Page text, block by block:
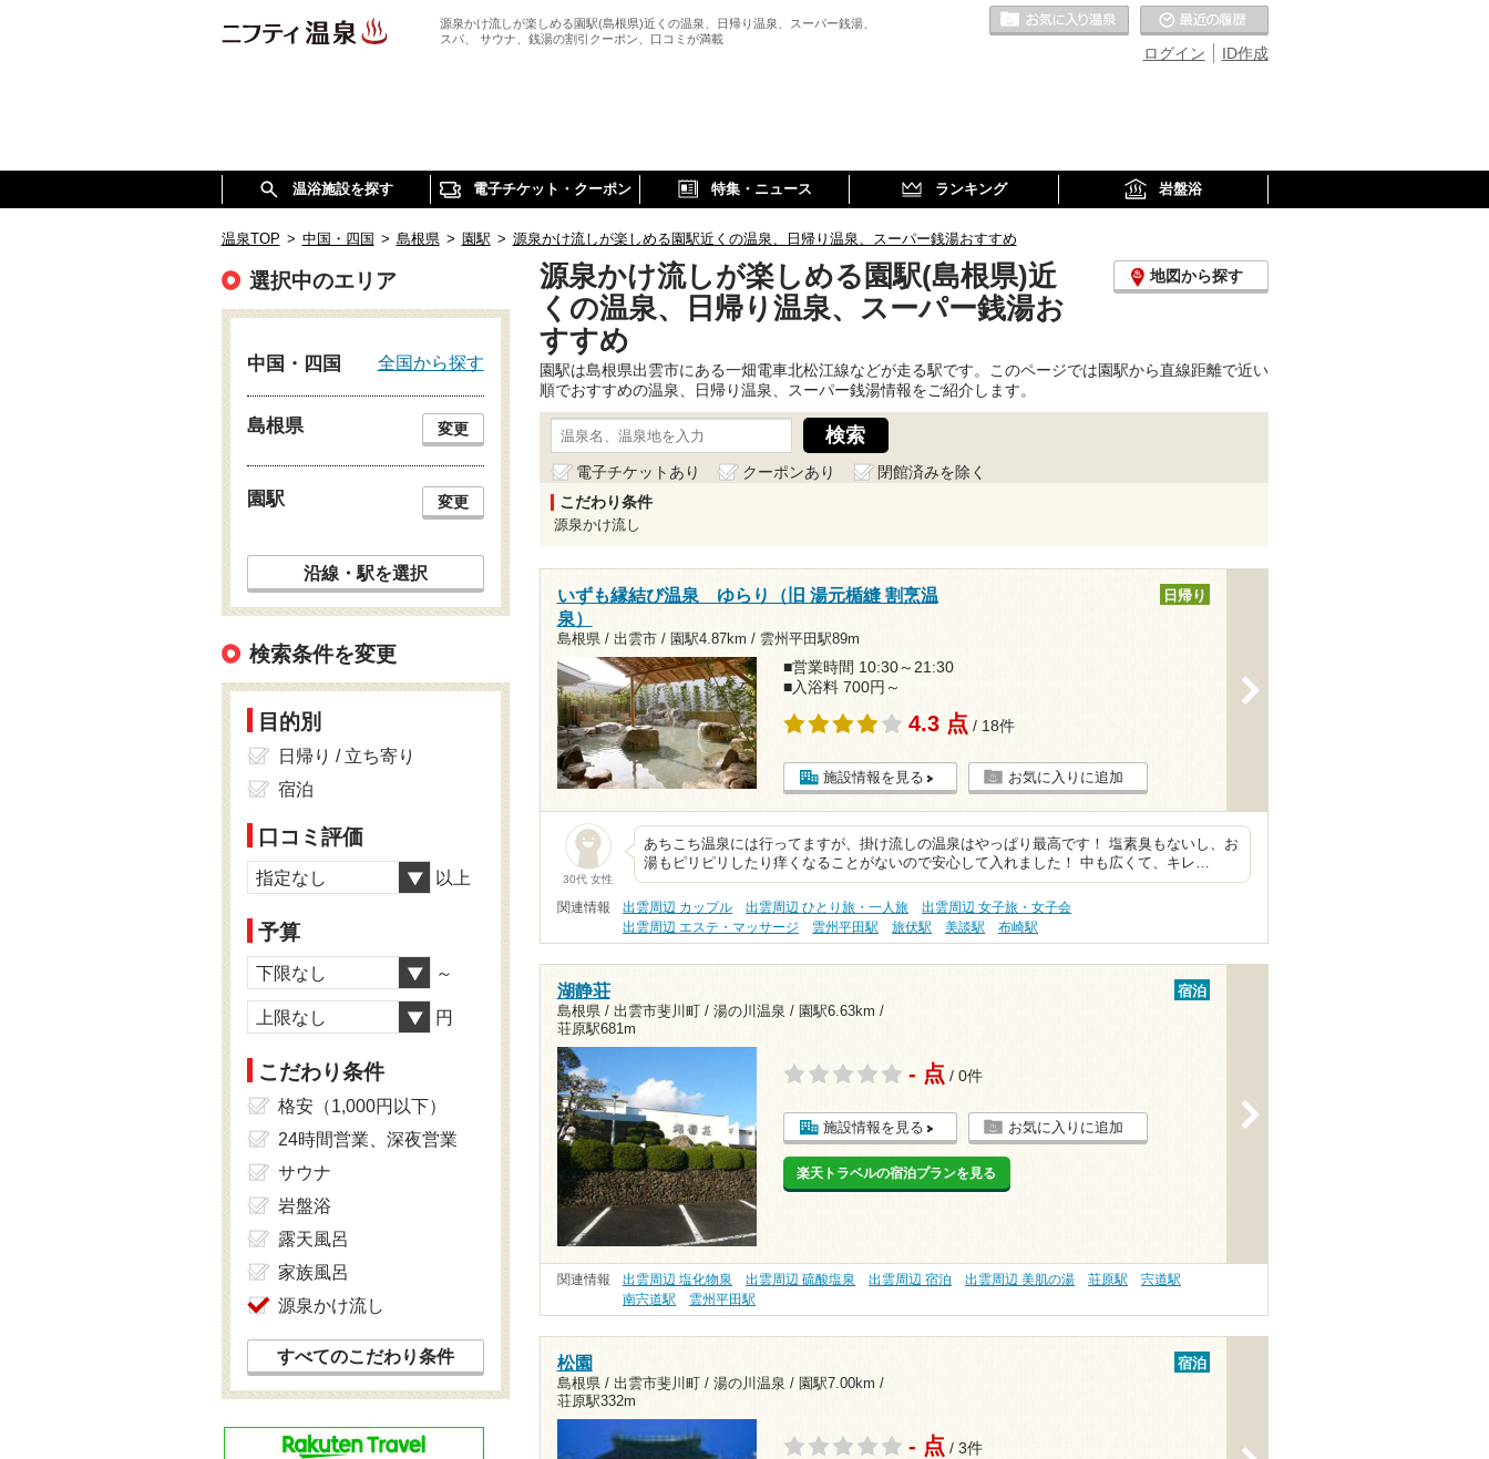
源泉かけ流しが楽しめる園駅(島根県)近くの温泉、日帰り温泉、スーパー銭湯、
スパ、 サウナ、銭湯の割引クーポン、口コミが満載
ID作成
ログイン
お気に入りの温泉
温浴施設を探す 電子チケット・クーポン 特集・ニュース ランキング 岩盤浴
温泉TOP > 中国・四国 > 島根県 > 園駅 > 源泉かけ流しが楽しめる園駅近くの温泉、日帰り温泉、スーパー銭湯おすすめ
源泉かけ流しが楽しめる園駅(島根県)近
くの温泉、日帰り温泉、スーパー銭湯お
すすめ
地図から探す
園駅は島根県出雲市にある一畑電車北松江線などが走る駅です。このページでは園駅から直線距離で近い
順でおすすめの温泉、日帰り温泉、スーパー銭湯情報をご紹介します。
電子チケットあり クーポンあり
閉館済みを除く
こだわり条件
源泉かけ流し
いずも縁結び温泉 ゆらり（旧 湯元楯縫 割烹温
泉）
島根県 / 出雲市 / 園駅4.87km / 雲州平田駅89m
日帰り
■営業時間 10:30～21:30
■入浴料 700円～
4.3 点 / 18件
施設情報を見る お気に入りに追加
30代 女性
あちこち温泉には行ってますが、掛け流しの温泉はやっぱり最高です！ 塩素臭もないし、お
湯もピリピリしたり痒くなることがないので安心して入れました！ 中も広くて、キレ…
関連情報 出雲周辺 カップル 出雲周辺 ひとり旅・一人旅
出雲周辺 女子旅・女子会
出雲周辺 エステ・マッサージ
雲州平田駅 旅伏駅 美談駅 布崎駅
湖静荘
島根県 / 出雲市斐川町 / 湯の川温泉 / 園駅6.63km /
荘原駅681m
宿泊
- 点 / 0件
施設情報を見る お気に入りに追加
楽天トラベルの宿泊プランを見る
関連情報 出雲周辺 塩化物泉 出雲周辺 硫酸塩泉 出雲周辺 宿泊 出雲周辺 美肌の湯 荘原駅
宍道駅
南宍道駅
雲州平田駅
松園
島根県 / 出雲市斐川町 / 湯の川温泉 / 園駅7.00km /
荘原駅332m
宿泊
- 点 / 3件
選択中のエリア
中国・四国 全国から探す
島根県 変更
園駅 変更
沿線・駅を選択
検索条件を変更
目的別
日帰り / 立ち寄り
宿泊
口コミ評価
指定なし 以上
予算
下限なし ～
上限なし 円
こだわり条件
格安（1,000円以下）
24時間営業、深夜営業
サウナ
岩盤浴
露天風呂
家族風呂
源泉かけ流し
すべてのこだわり条件